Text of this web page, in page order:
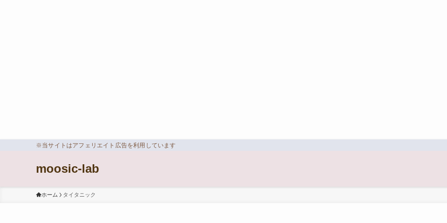
※当サイトはアフェリエイト広告を利用しています
moosic-lab
ホーム タイタニック